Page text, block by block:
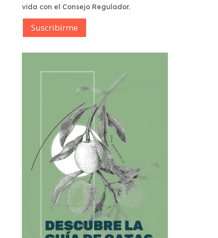
vida con el Consejo Regulador.
Suscribírme